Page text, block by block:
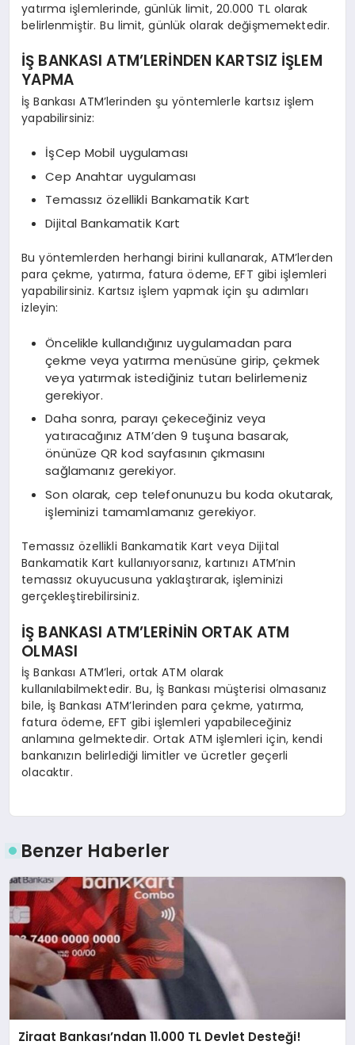
yatırma işlemlerinde, günlük limit, 20.000 TL olarak
belirlenmiştir. Bu limit, günlük olarak değişmemektedir.
İŞ BANKASI ATM’LERİNDEN KARTSIZ İŞLEM
YAPMA
İş Bankası ATM’lerinden şu yöntemlerle kartsız işlem
yapabilirsiniz:
İşCep Mobil uygulaması
Cep Anahtar uygulaması
Temassız özellikli Bankamatik Kart
Dijital Bankamatik Kart
Bu yöntemlerden herhangi birini kullanarak, ATM’lerden
para çekme, yatırma, fatura ödeme, EFT gibi işlemleri
yapabilirsiniz. Kartsız işlem yapmak için şu adımları
izleyin:
Öncelikle kullandığınız uygulamadan para
çekme veya yatırma menüsüne girip, çekmek
veya yatırmak istediğiniz tutarı belirlemeniz
gerekiyor.
Daha sonra, parayı çekeceğiniz veya
yatıracağınız ATM’den 9 tuşuna basarak,
önünüze QR kod sayfasının çıkmasını
sağlamanız gerekiyor.
Son olarak, cep telefonunuzu bu koda okutarak,
işleminizi tamamlamanız gerekiyor.
Temassız özellikli Bankamatik Kart veya Dijital
Bankamatik Kart kullanıyorsanız, kartınızı ATM’nin
temassız okuyucusuna yaklaştırarak, işleminizi
gerçekleştirebilirsiniz.
İŞ BANKASI ATM’LERİNİN ORTAK ATM
OLMASI
İş Bankası ATM’leri, ortak ATM olarak
kullanılabilmektedir. Bu, İş Bankası müşterisi olmasanız
bile, İş Bankası ATM’lerinden para çekme, yatırma,
fatura ödeme, EFT gibi işlemleri yapabileceğiniz
anlamına gelmektedir. Ortak ATM işlemleri için, kendi
bankanızın belirlediği limitler ve ücretler geçerli
olacaktır.
Benzer Haberler
Ziraat Bankası’ndan 11.000 TL Devlet Desteği!